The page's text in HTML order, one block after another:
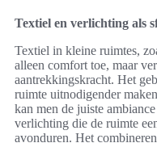
Textiel en verlichting als
Textiel in kleine ruimtes,
alleen comfort toe, maar
aantrekkingskracht. Het
ruimte uitnodigender
kan men de juiste
verlichting die de ruimte
avonduren. Het